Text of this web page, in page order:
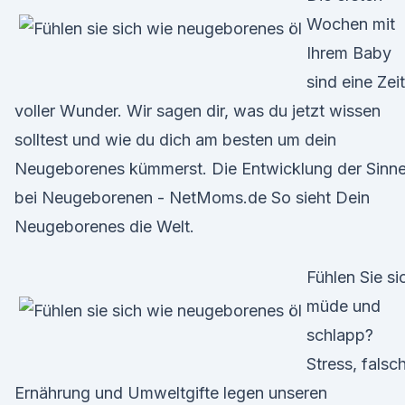
Wochen mit
Ihrem Baby
sind eine Zeit
voller Wunder. Wir sagen dir, was du jetzt wissen
solltest und wie du dich am besten um dein
Neugeborenes kümmerst. Die Entwicklung der
bei Neugeborenen - NetMoms.de So sieht Dein
Neugeborenes die Welt.
Fühlen Sie
müde und
schlapp?
Stress,
Ernährung und Umweltgifte legen unseren